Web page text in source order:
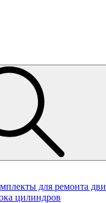
для ремонта
цилиндров